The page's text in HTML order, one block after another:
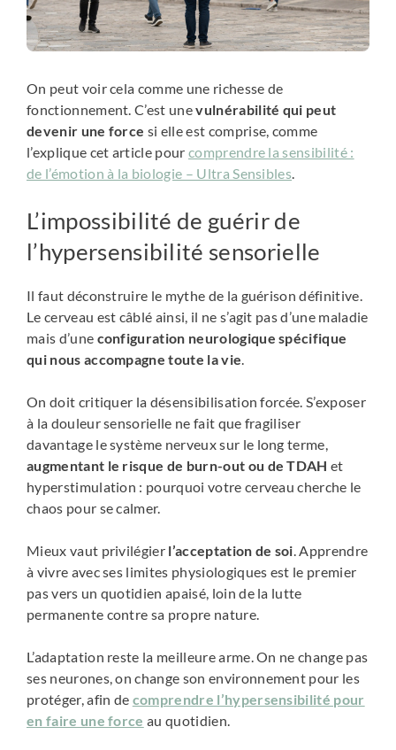
On peut voir cela comme une richesse de
fonctionnement. C’est unevulnérabilité qui peut
devenir une force si elle est comprise, comme
l’explique cet article pour comprendre la sensibilité :
de l’émotion à la biologie – Ultra Sensibles.
L’impossibilité de guérir de
l’hypersensibilité sensorielle
Il faut déconstruire le mythe de la guérison définitive.
Le cerveau est câblé ainsi, il ne s’agit pas d’une maladie
mais d’une configuration neurologique spécifique
qui nous accompagne toute la vie.
On doit critiquer la désensibilisation forcée. S’exposer
à la douleur sensorielle ne fait que fragiliser
davantage le système nerveux sur le long terme,
augmentant le risque de burn-out ou de TDAH et
hyperstimulation : pourquoi votre cerveau cherche le
chaos pour se calmer.
Mieux vaut privilégier l’acceptation de soi. Apprendre
à vivre avec ses limites physiologiques est le premier
pas vers un quotidien apaisé, loin de la lutte
permanente contre sa propre nature.
L’adaptation reste la meilleure arme. On ne change pas
ses neurones, on change son environnement pour les
protéger, afin de comprendre l’hypersensibilité pour
en faire une force au quotidien.